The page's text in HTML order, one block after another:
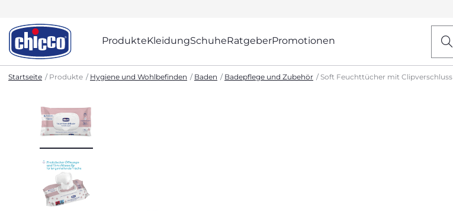
ProdukteKleidungSchuheRatgeberPromotionen
Startseite Produkte Hygiene und Wohlbefinden Baden Badepflege und Zubehör Soft Feuchttücher mit Clipverschluss